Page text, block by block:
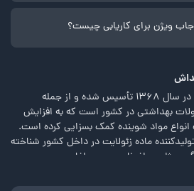
ویژن برای کاریابی چیست؟
شرکت بهداش (behdash co) در سال 1368 تأسیس شده و از جمله
بهداشتی در کشور است که به افزایش
مواد شوینده کمک بسزایی کرده است.
ماده زئولایت در داخل کشور شناخته
مثل سولفوناسیون، سولفاسیون و
برای شرکت‌های گروه و خارج گروه